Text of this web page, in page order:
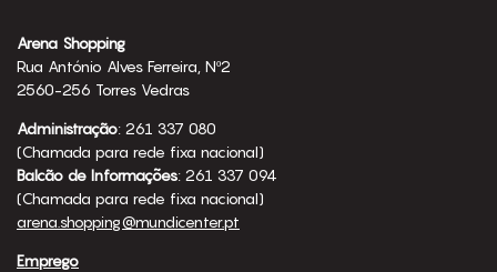
Arena Shopping
Rua António Alves Ferreira, Nº2
2560-256 Torres Vedras
Administração: 261 337 080
(Chamada para rede fixa nacional)
Balcão de Informações: 261 337 094
(Chamada para rede fixa nacional)
arena.shopping@mundicenter.pt
Emprego